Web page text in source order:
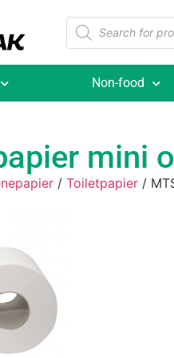
Non-food
mini
/ Toiletpapier /